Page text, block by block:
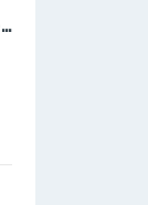
A
ppartement A louer Bonandjo